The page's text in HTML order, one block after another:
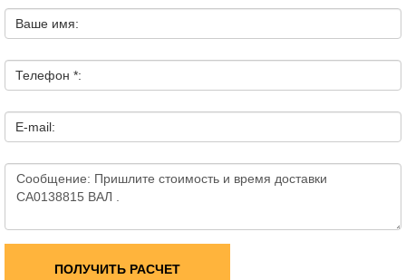
Ваше имя:
Телефон *:
E-mail:
ПОЛУЧИТЬ РАСЧЕТ